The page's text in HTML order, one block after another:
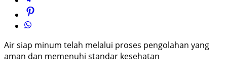
Air siap minum telah melalui proses pengolahan yang
aman dan memenuhi standar kesehatan